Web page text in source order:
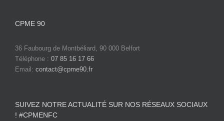
CPME 90
36 Faubourg de Montbéliard, 90 000 Belfort
Téléphone : 07 85 16 17 66
Email: contact@cpme90.fr
SUIVEZ NOTRE ACTUALITÉ SUR NOS RÉSEAUX SOCIAUX
! #CPMENFC